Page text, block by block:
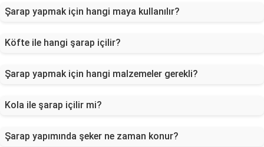
Şarap yapmak için hangi maya kullanılır?
Köfte ile hangi şarap içilir?
Şarap yapmak için hangi malzemeler gerekli?
Kola ile şarap içilir mi?
Şarap yapımında şeker ne zaman konur?